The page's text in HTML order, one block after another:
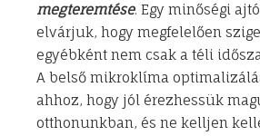
megteremtése. Egy minőségi
elvárjuk, hogy megfelelően
egyébként nem csak a téli
A belső mikroklíma
ahhoz, hogy jól érezhessük
otthonunkban, és ne kelljen